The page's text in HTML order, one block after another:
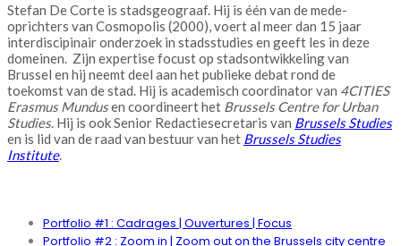
Stefan De Corte is stadsgeograaf. Hij is één van de mede-
oprichters van Cosmopolis (2000), voert al meer dan 15 jaar
interdiscipinair onderzoek in stadsstudies en geeft les in deze
domeinen. Zijn expertise focust op stadsontwikkeling van
Brussel en hij neemt deel aan het publieke debat rond de
toekomst van de stad. Hij is academisch coordinator van 4CITIES
Erasmus Mundusen coordineert het Brussels Centre for Urban
Studies. Hij is ook Senior Redactiesecretaris van Brussels Studies
en is lid van de raad van bestuur van het Brussels Studies
Institute.
Portfolio #1 : Cadrages | Ouvertures | Focus
Portfolio #2 : Zoom in | Zoom out on the Brussels city centre